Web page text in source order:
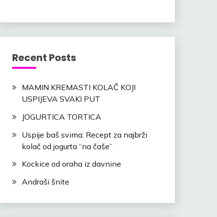
Recent Posts
MAMIN KREMASTI KOLAČ KOJI
USPIJEVA SVAKI PUT
JOGURTICA TORTICA
Uspije baš svima: Recept za najbrži
kolač od jogurta “na čaše”
Kockice od oraha iz davnine
Andraši šnite